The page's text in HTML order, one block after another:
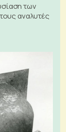
των
αναλυτές